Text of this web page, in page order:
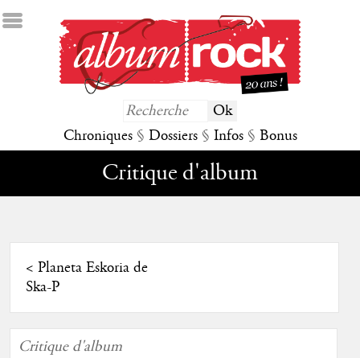
Chroniques § Dossiers § Infos § Bonus
Critique d'album
< Planeta Eskoria de
Ska-P
Critique d'album